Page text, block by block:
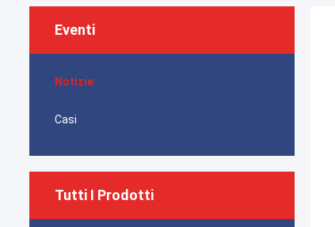
Eventi
Notizie
Casi
Tutti I Prodotti